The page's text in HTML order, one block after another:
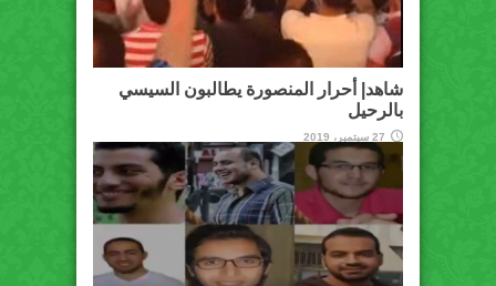
شاهد| أحرار المنصورة يطالبون السيسي
بالرحيل
27 سبتمبر، 2019